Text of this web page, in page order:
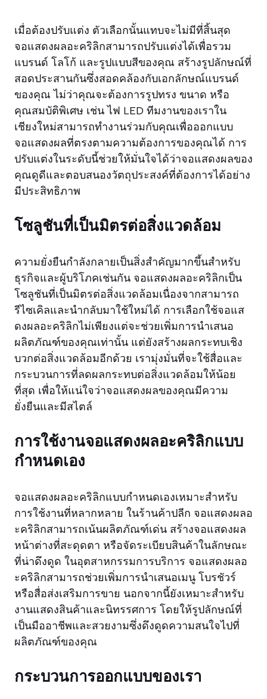
เมื่อต้องปรับแต่ง ตัวเลือกนั้นแทบจะไม่มีที่สิ้นสุด
จอแสดงผลอะคริลิกสามารถปรับแต่งได้เพื่อรวม
แบรนด์ โลโก้ และรูปแบบสีของคุณ สร้างรูปลักษณ์ที่
สอดประสานกันซึ่งสอดคล้องกับเอกลักษณ์แบรนด์
ของคุณ ไม่ว่าคุณจะต้องการรูปทรง ขนาด หรือ
คุณสมบัติพิเศษ เช่น ไฟ LED ทีมงานของเราใน
เชียงใหม่สามารถทำงานร่วมกับคุณเพื่อออกแบบ
จอแสดงผลที่ตรงตามความต้องการของคุณได้ การ
ปรับแต่งในระดับนี้ช่วยให้มั่นใจได้ว่าจอแสดงผลของ
คุณดูดีและตอบสนองวัตถุประสงค์ที่ต้องการได้อย่าง
มีประสิทธิภาพ
โซลูชันที่เป็นมิตรต่อสิ่งแวดล้อม
ความยั่งยืนกำลังกลายเป็นสิ่งสำคัญมากขึ้นสำหรับ
ธุรกิจและผู้บริโภคเช่นกัน จอแสดงผลอะคริลิกเป็น
โซลูชันที่เป็นมิตรต่อสิ่งแวดล้อมเนื่องจากสามารถ
รีไซเคิลและนำกลับมาใช้ใหม่ได้ การเลือกใช้จอแส
ดงผลอะคริลิกไม่เพียงแต่จะช่วยเพิ่มการนำเสนอ
ผลิตภัณฑ์ของคุณเท่านั้น แต่ยังสร้างผลกระทบเชิง
บวกต่อสิ่งแวดล้อมอีกด้วย เรามุ่งมั่นที่จะใช้สื่อและ
กระบวนการที่ลดผลกระทบต่อสิ่งแวดล้อมให้น้อย
ที่สุด เพื่อให้แน่ใจว่าจอแสดงผลของคุณมีความ
ยั่งยืนและมีสไตล์
การใช้งานจอแสดงผลอะคริลิกแบบ
กำหนดเอง
จอแสดงผลอะคริลิกแบบกำหนดเองเหมาะสำหรับ
การใช้งานที่หลากหลาย ในร้านค้าปลีก จอแสดงผลอ
ะคริลิกสามารถเน้นผลิตภัณฑ์เด่น สร้างจอแสดงผล
หน้าต่างที่สะดุดตา หรือจัดระเบียบสินค้าในลักษณะ
ที่น่าดึงดูด ในอุตสาหกรรมการบริการ จอแสดงผลอ
ะคริลิกสามารถช่วยเพิ่มการนำเสนอเมนู โบรชัวร์
หรือสื่อส่งเสริมการขาย นอกจากนี้ยังเหมาะสำหรับ
งานแสดงสินค้าและนิทรรศการ โดยให้รูปลักษณ์ที่
เป็นมืออาชีพและสวยงามซึ่งดึงดูดความสนใจไปที่
ผลิตภัณฑ์ของคุณ
กระบวนการออกแบบของเรา